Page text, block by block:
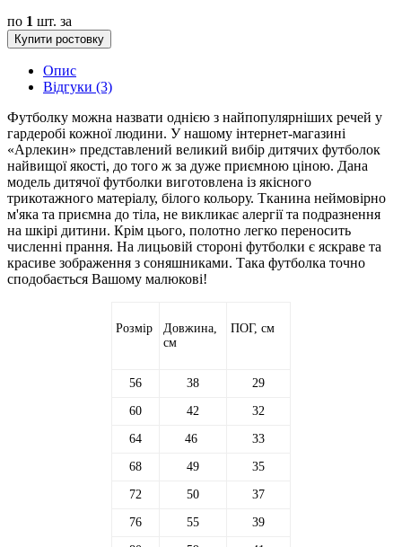
по 1 шт. за
Купити ростовку
Опис
Відгуки (3)
Футболку можна назвати однією з найпопулярніших речей у
гардеробі кожної людини. У нашому інтернет-магазині
«Арлекин» представлений великий вибір дитячих футболок
найвищої якості, до того ж за дуже приємною ціною. Дана
модель дитячої футболки виготовлена із якісного
трикотажного матеріалу, білого кольору. Тканина неймовірно
м'яка та приємна до тіла, не викликає алергії та подразнення
на шкірі дитини. Крім цього, полотно легко переносить
численні прання. На лицьовій стороні футболки є яскраве та
красиве зображення з соняшниками. Така футболка точно
сподобається Вашому малюкові!
Розмір
Довжина,
см
ПОГ, см
56 38 29
60 42 32
64 46 33
68 49 35
72 50 37
76 55 39